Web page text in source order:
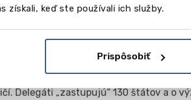
získali, keď ste používali ich služby.
Prispôsobiť
kráľovstve a Írsku je samotná škola
MUN, ktoré priťahuje približne
Delegáti „zastupujú“ 130 štátov a o